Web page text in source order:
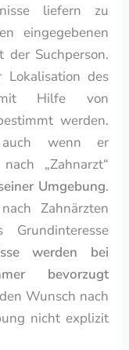
liefern zu
eingegebenen
der Suchperson.
Lokalisation des
Hilfe von
werden.
wenn er
„Zahnarzt“
Umgebung.
Zahnärzten
werden bei
bevorzugt
Wunsch nach
nicht explizit